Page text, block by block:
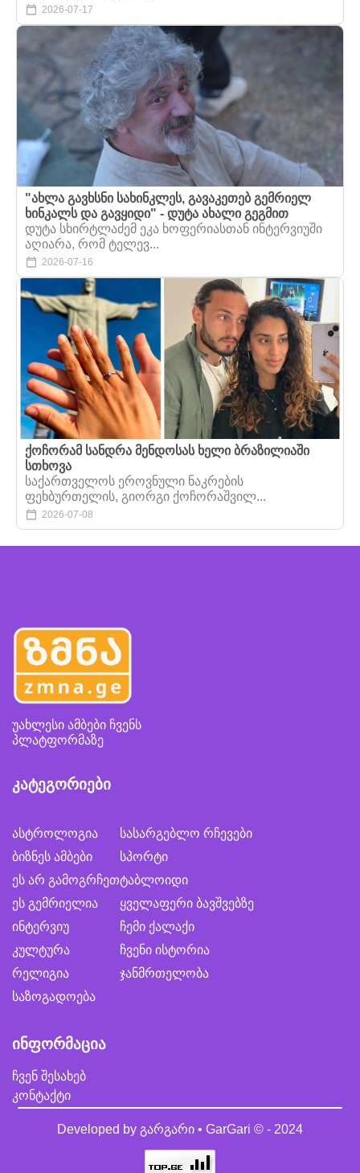
2026-07-17
"ახლა გავხსნი სახინკლეს, გავაკეთებ გემრიელ
ხინკალს და გავყიდი" - დუტა ახალი გეგმით
დუტა სხირტლაძემ ეკა ხოფერიასთან ინტერვიუში
აღიარა, რომ ტელევ...
2026-07-16
ქოჩორამ სანდრა მენდოსას ხელი ბრაზილიაში
სთხოვა
საქართველოს ეროვნული ნაკრების
ფეხბურთელის, გიორგი ქოჩორაშვილ...
2026-07-08
უახლესი ამბები ჩვენს
პლატფორმაზე
კატეგორიები
ასტროლოგია
ბიზნეს ამბები
ეს არ გამოგრჩეთ
ეს გემრიელია
ინტერვიუ
კულტურა
რელიგია
საზოგადოება
სასარგებლო რჩევები
სპორტი
ტაბლოიდი
ყველაფერი ბავშვებზე
ჩემი ქალაქი
ჩვენი ისტორია
ჯანმრთელობა
ინფორმაცია
ჩვენ შესახებ
კონტაქტი
Developed by გარგარი • GarGari © - 2024